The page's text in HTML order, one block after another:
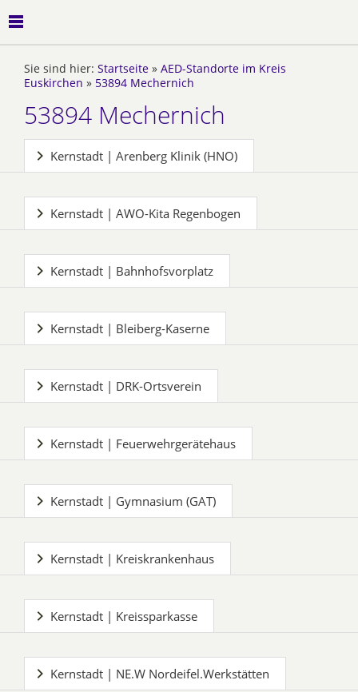
Sie sind hier: Startseite » AED-Standorte im Kreis
Euskirchen » 53894 Mechernich
53894 Mechernich
Kernstadt | Arenberg Klinik (HNO)
Kernstadt | AWO-Kita Regenbogen
Kernstadt | Bahnhofsvorplatz
Kernstadt | Bleiberg-Kaserne
Kernstadt | DRK-Ortsverein
Kernstadt | Feuerwehrgerätehaus
Kernstadt | Gymnasium (GAT)
Kernstadt | Kreiskrankenhaus
Kernstadt | Kreissparkasse
Kernstadt | NE.W Nordeifel.Werkstätten